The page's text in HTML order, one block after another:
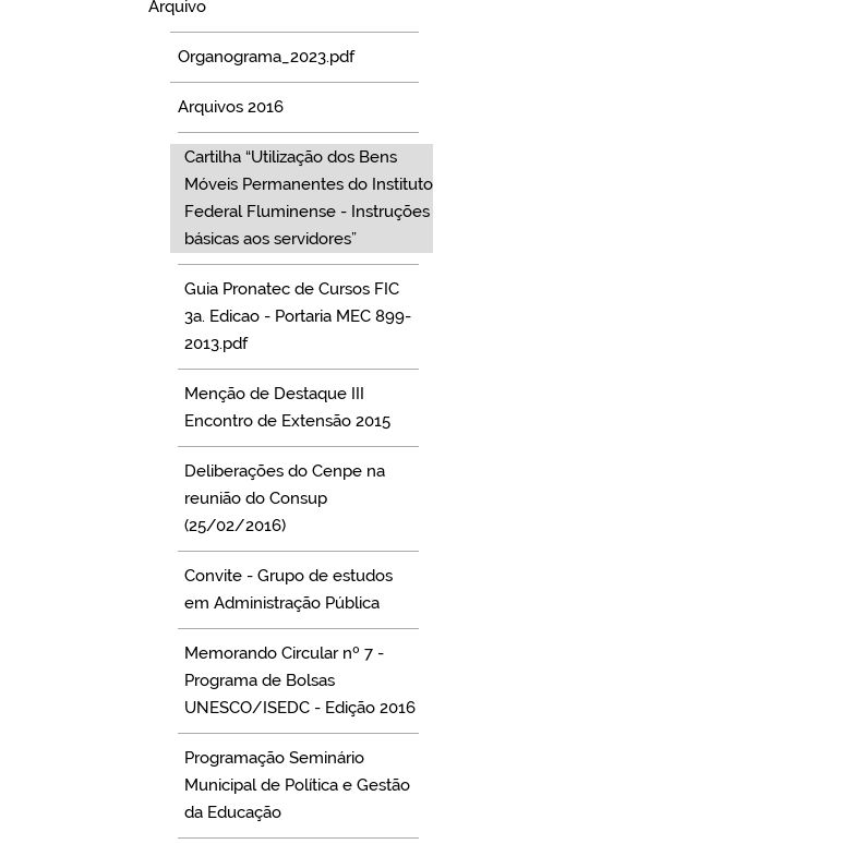
Arquivo
Organograma_2023.pdf
Arquivos 2016
Cartilha “Utilização dos Bens
Móveis Permanentes do Instituto
Federal Fluminense - Instruções
básicas aos servidores”
Guia Pronatec de Cursos FIC
3a. Edicao - Portaria MEC 899-
2013.pdf
Menção de Destaque III
Encontro de Extensão 2015
Deliberações do Cenpe na
reunião do Consup
(25/02/2016)
Convite - Grupo de estudos
em Administração Pública
Memorando Circular nº 7 -
Programa de Bolsas
UNESCO/ISEDC - Edição 2016
Programação Seminário
Municipal de Política e Gestão
da Educação